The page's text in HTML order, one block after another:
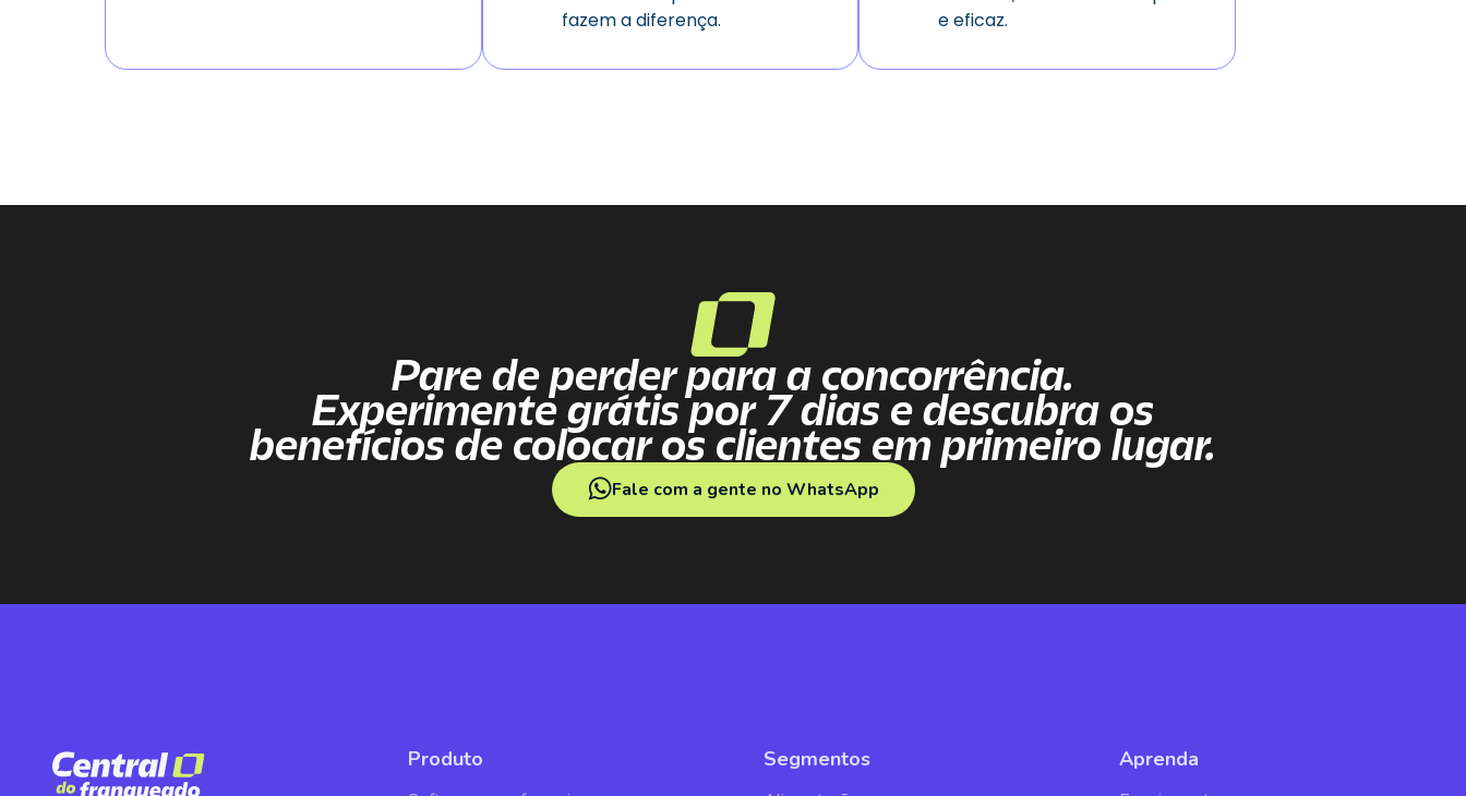
fazem a diferença.
e eficaz.
Pare de perder para a concorrência.
Experimentegrátis por 7 dias e descubra os
benefícios de colocar os clientes em primeiro lugar.
Fale com a gente no WhatsApp
Produto Segmentos Aprenda